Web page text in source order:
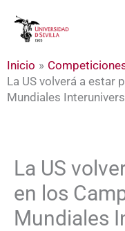
Inicio
La US volverá a estar
Mundiales
La US
en los
Mundiales